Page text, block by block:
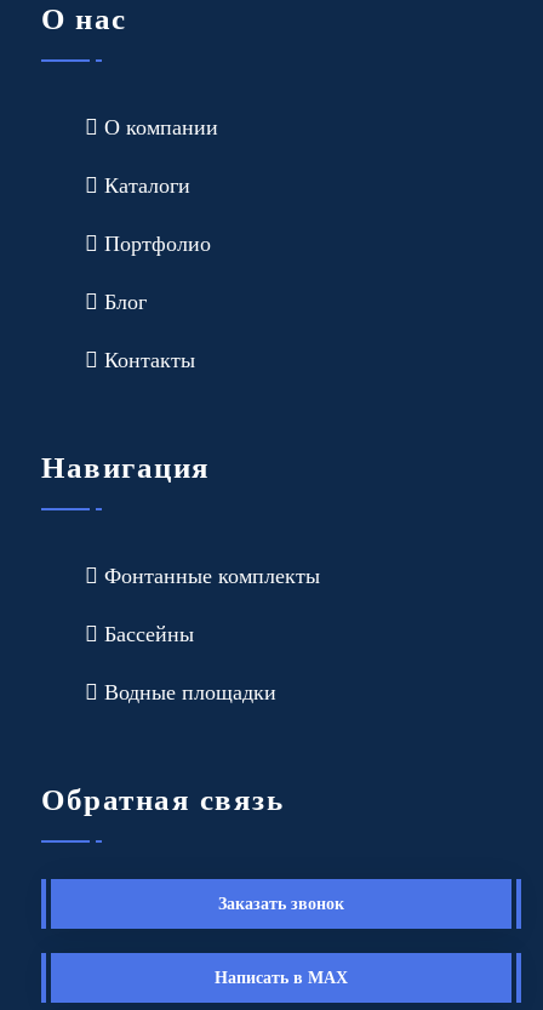
О нас
О компании
Каталоги
Портфолио
Блог
Контакты
Навигация
Фонтанные комплекты
Бассейны
Водные площадки
Обратная связь
Заказать звонок
Написать в MAX